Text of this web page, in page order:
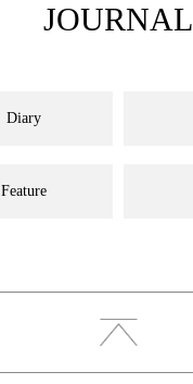
JOURNAL
Diary
Feature